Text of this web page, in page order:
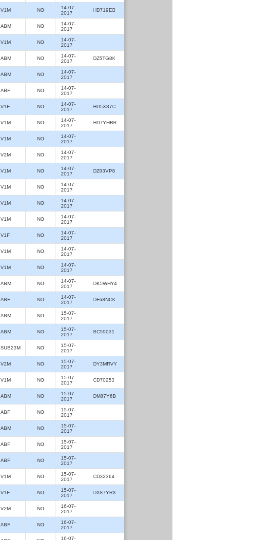
V1M NO
14-07-
2017
HD719EB
ABM NO
14-07-
2017
V1M NO
14-07-
2017
ABM NO
14-07-
2017
DZ5TG8K
ABM NO
14-07-
2017
ABF NO
14-07-
2017
V1F NO
14-07-
2017
HD5X87C
V1M NO
14-07-
2017
HD7YHRR
V1M NO
14-07-
2017
V2M NO
14-07-
2017
V1M NO
14-07-
2017
DZ03VP8
V1M NO
14-07-
2017
V1M NO
14-07-
2017
V1M NO
14-07-
2017
V1F NO
14-07-
2017
V1M NO
14-07-
2017
V1M NO
14-07-
2017
ABM NO
14-07-
2017
DK5WHY4
ABF NO
14-07-
2017
DF68NCK
ABM NO
15-07-
2017
ABM NO
15-07-
2017
BC59031
SUB23M NO
15-07-
2017
V2M NO
15-07-
2017
DY3MRVY
V1M NO
15-07-
2017
CD70253
ABM NO
15-07-
2017
DM87Y6B
ABF NO
15-07-
2017
ABM NO
15-07-
2017
ABF NO
15-07-
2017
ABF NO
15-07-
2017
V1M NO
15-07-
2017
CD32364
V1F NO
15-07-
2017
DX87YRX
V2M NO
16-07-
2017
ABF NO
16-07-
2017
16-07-